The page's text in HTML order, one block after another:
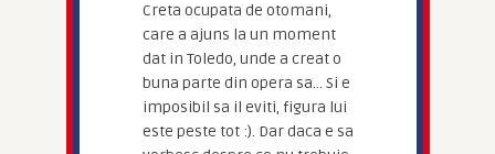
Creta ocupata de otomani,
care a ajuns la un moment
dat in Toledo, unde a creat o
buna parte din opera sa… Si e
imposibil sa il eviti, figura lui
este peste tot :). Dar daca e sa